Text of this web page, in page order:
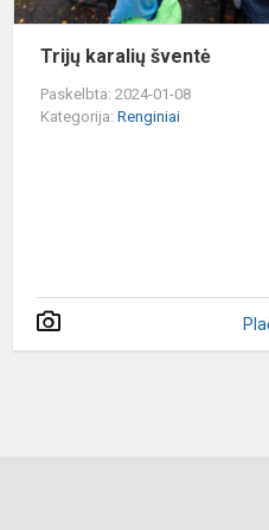
Trijų karalių šventė
Paskelbta: 2024-01-08
Kategorija:Renginiai